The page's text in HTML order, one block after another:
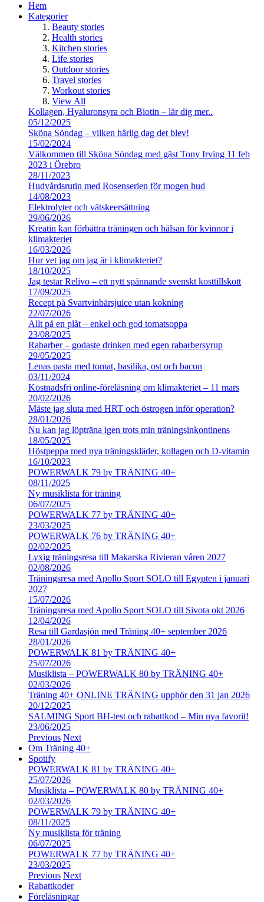
Hem
Kategorier
Beauty stories
Health stories
Kitchen stories
Life stories
Outdoor stories
Travel stories
Workout stories
View All
Kollagen, Hyaluronsyra och Biotin – lär dig mer..
05/12/2025
Sköna Söndag – vilken härlig dag det blev!
15/02/2024
Välkommen till Sköna Söndag med gäst Tony Irving 11 feb
2023 i Örebro
28/11/2023
Hudvårdsrutin med Rosenserien för mogen hud
14/08/2023
Elektrolyter och vätskeersättning
29/06/2026
Kreatin kan förbättra träningen och hälsan för kvinnor i
klimakteriet
16/03/2026
Hur vet jag om jag är i klimakteriet?
18/10/2025
Jag testar Relivo – ett nytt spännande svenskt kosttillskott
17/09/2025
Recept på Svartvinbärsjuice utan kokning
22/07/2026
Allt på en plåt – enkel och god tomatsoppa
23/08/2025
Rabarber – godaste drinken med egen rabarbersyrup
29/05/2025
Lenas pasta med tomat, basilika, ost och bacon
03/11/2024
Kostnadsfri online-föreläsning om klimakteriet – 11 mars
20/02/2026
Måste jag sluta med HRT och östrogen inför operation?
28/01/2026
Nu kan jag löpträna igen trots min träningsinkontinens
18/05/2025
Höstpeppa med nya träningskläder, kollagen och D-vitamin
16/10/2023
POWERWALK 79 by TRÄNING 40+
08/11/2025
Ny musiklista för träning
06/07/2025
POWERWALK 77 by TRÄNING 40+
23/03/2025
POWERWALK 76 by TRÄNING 40+
02/02/2025
Lyxig träningsresa till Makarska Rivieran våren 2027
02/08/2026
Träningsresa med Apollo Sport SOLO till Egypten i januari
2027
15/07/2026
Träningsresa med Apollo Sport SOLO till Sivota okt 2026
12/04/2026
Resa till Gardasjön med Träning 40+ september 2026
28/01/2026
POWERWALK 81 by TRÄNING 40+
25/07/2026
Musiklista – POWERWALK 80 by TRÄNING 40+
02/03/2026
Träning 40+ ONLINE TRÄNING upphör den 31 jan 2026
20/12/2025
SALMING Sport BH-test och rabattkod – Min nya favorit!
23/06/2025
Previous Next
Om Träning 40+
Spotify
POWERWALK 81 by TRÄNING 40+
25/07/2026
Musiklista – POWERWALK 80 by TRÄNING 40+
02/03/2026
POWERWALK 79 by TRÄNING 40+
08/11/2025
Ny musiklista för träning
06/07/2025
POWERWALK 77 by TRÄNING 40+
23/03/2025
Previous Next
Rabattkoder
Föreläsningar